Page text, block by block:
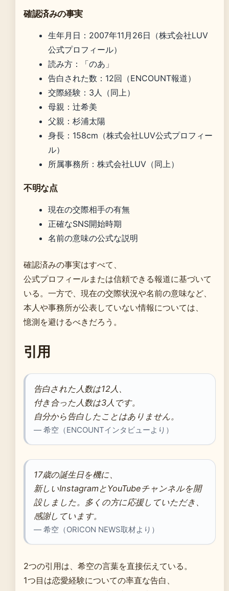
確認済みの事実
生年月日：2007年11月26日（株式会社LUV
公式プロフィール）
読み方：「のあ」
告白された数：12回（ENCOUNT報道）
交際経験：3人（同上）
母親：辻希美
父親：杉浦太陽
身長：158cm（株式会社LUV公式プロフィー
ル）
所属事務所：株式会社LUV（同上）
不明な点
現在の交際相手の有無
正確なSNS開始時期
名前の意味の公式な説明
確認済みの事実はすべて、
公式プロフィールまたは信頼できる報道に基づいて
いる。一方で、現在の交際状況や名前の意味など、
本人や事務所が公表していない情報については、
憶測を避けるべきだろう。
引用
告白された人数は12人、
付き合った人数は3人です。
自分から告白したことはありません。
— 希空（ENCOUNTインタビューより）
17歳の誕生日を機に、
新しいInstagramとYouTubeチャンネルを開
設しました。多くの方に応援していただき、
感謝しています。
— 希空（ORICON NEWS取材より）
2つの引用は、希空の言葉を直接伝えている。
1つ目は恋愛経験についての率直な告白、